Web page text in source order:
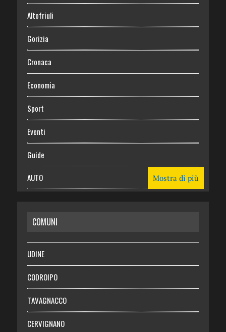
Altofriuli
Gorizia
Cronaca
Economia
Sport
Eventi
Guide
AUTO
RISPARMIO
SALUTE
Necrologie
Chi siamo
Abbonati
Mostra di più
COMUNI
UDINE
CODROIPO
TAVAGNACCO
CERVIGNANO